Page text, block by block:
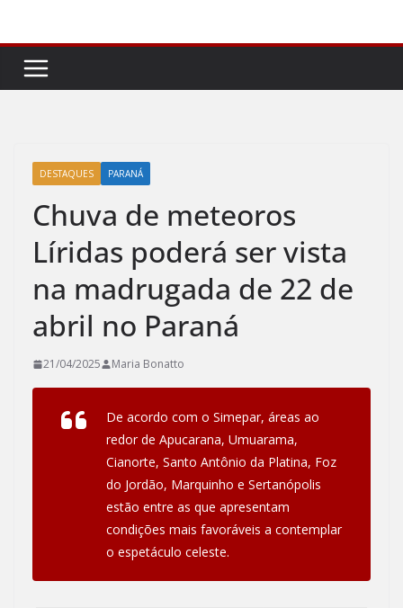
conteúdo
DESTAQUES PARANÁ
Chuva de meteoros
Líridas poderá ser vista
na madrugada de 22 de
abril no Paraná
21/04/2025 Maria Bonatto
De acordo com o Simepar, áreas ao
redor de Apucarana, Umuarama,
Cianorte, Santo Antônio da Platina, Foz
do Jordão, Marquinho e Sertanópolis
estão entre as que apresentam
condições mais favoráveis a contemplar
o espetáculo celeste.